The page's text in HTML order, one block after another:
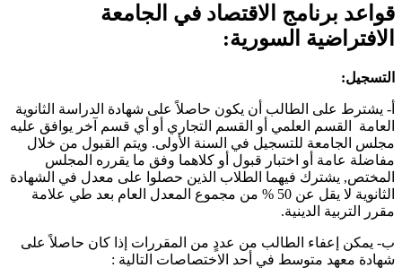
برنامج الاقتصاد في الجامعة
السورية:
يشترط على الطالب أن يكون حاصلاً على شهادة الدراسة الثانوية
القسم العلمي أو القسم التجاري أو أي قسم آخر يوافق عليه
الجامعة للتسجيل في السنة الأولى. ويتم القبول من خلال
عامة أو اختبار قبول أو كلاهما وفق ما يقرره المجلس
يشترك فيهما الطلاب الذين حصلوا على معدل في الشهادة
الثانوية لا يقل عن 50 % من مجموع المعدل العام بعد طي علامة
التربية الدينية.
يمكن إعفاء الطالب من عددٍ من المقررات إذا كان حاصلاً على
معهد متوسط في أحد الاختصاصات التالية :